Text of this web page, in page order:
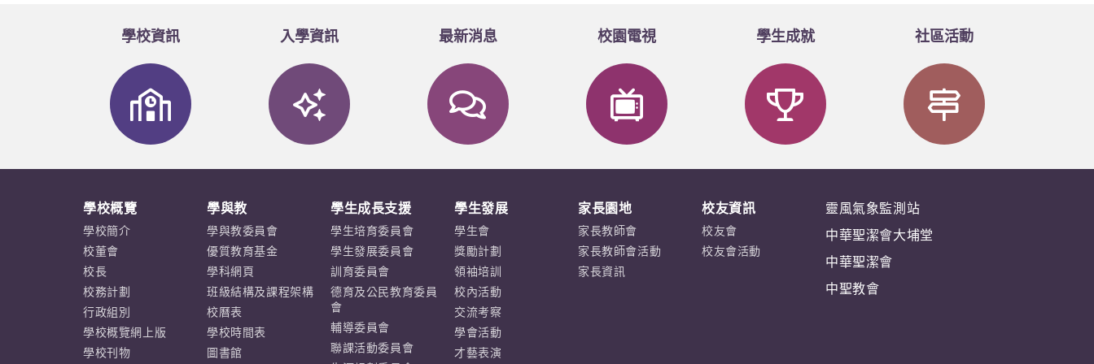
學校資訊 入學資訊 最新消息 校園電視 學生成就 社區活動
學校概覽
學校簡介
校董會
校長
校務計劃
行政組別
學校概覽網上版
學校刊物
學與教
學與教委員會
優質教育基金
學科網頁
班級結構及課程架構
校曆表
學校時間表
圖書館
學生成長支援
學生培育委員會
學生發展委員會
訓育委員會
德育及公民教育委員
會
輔導委員會
聯課活動委員會
學生發展
學生會
獎勵計劃
領袖培訓
校內活動
交流考察
學會活動
才藝表演
家長園地
家長教師會
家長教師會活動
家長資訊
校友資訊
校友會
校友會活動
靈風氣象監測站
中華聖潔會大埔堂
中華聖潔會
中聖教會